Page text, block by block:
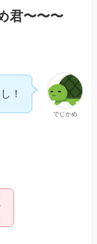
君〜〜〜
でじかめ
！